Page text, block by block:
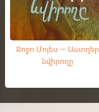
Ջոջո Մոյես — Աստղեր
նվիրողը